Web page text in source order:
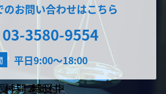
のお問い合わせはこちら
3580-9554
平日9:00～18:00
受付時間 24時間受付中